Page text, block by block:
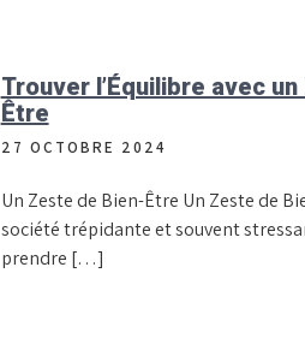
Trouver l’Équilibre avec
Être
27 OCTOBRE 2024
Un Zeste de Bien-Être Un Zeste de
société trépidante et souvent
prendre […]